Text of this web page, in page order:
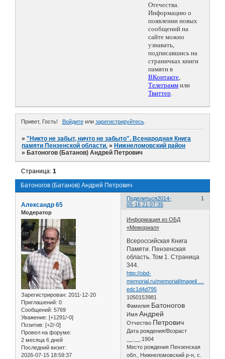
Отечества.
Информацию о
появлении новых
сообщений на
сайте можно
узнавать,
подписавшись на
страничках книги
памяти в
ВКонтакте,
Телеграмм или
Твиттер.
Привет, Гость! Войдитеили зарегистрируйтесь.
»"Никто не забыт, ничто не забыто". Всенародная Книга
памяти Пензенской области. » Нижнеломовский район
» Батоногов (Батанов) Андрей Петрович
Батоногов (Батанов) Андрей Петрович
Страница:1
Поделиться 1
2014-
05-16 21:07:35
Александр 65
Модератор
Зарегистрирован: 2011-12-20
Приглашений: 0
Сообщений: 5769
Уважение: [+1291/-0]
Позитив: [+2/-0]
Провел на форуме:
2 месяца 6 дней
Последний визит:
2026-07-15 18:59:37
Информация из ОБД
«Мемориал»
Всероссийская Книга
Памяти. Пензенская
область. Том 1. Страница
344.
http://obd-
memorial.ru/memorial/imageli …
edc1d4d795
1050153981
Фамилия Батоногов
ИмяАндрей
Отчество Петрович
Дата рождения/Возраст
__.__.1904
Место рождения Пензенская
обл., Нижнеломовский р-н, с.